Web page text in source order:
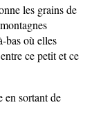
les grains de
bas où elles
ce petit et ce
en sortant de